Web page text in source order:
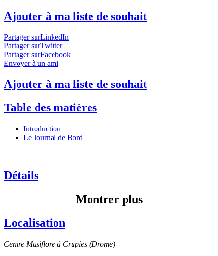
Ajouter à ma liste de souhait
Partager surLinkedIn
Partager surTwitter
Partager surFacebook
Envoyer à un ami
Ajouter à ma liste de souhait
Table des matières
Introduction
Le Journal de Bord
Détails
Montrer plus
Localisation
Centre Musiflore à Crupies (Drome)